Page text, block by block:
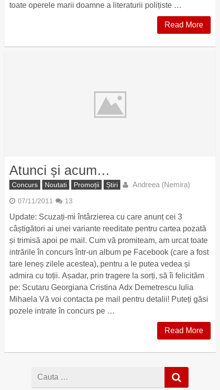
toate operele marii doamne a literaturii polițiste …
Read More
Atunci și acum…
Concurs Noutati Promoții Știri Andreea (Nemira)
07/11/2011 13
Update: Scuzați-mi întârzierea cu care anunț cei 3
câștigători ai unei variante reeditate pentru cartea pozată
și trimisă apoi pe mail. Cum vă promiteam, am urcat toate
intrările în concurs într-un album pe Facebook (care a fost
tare leneș zilele acestea), pentru a le putea vedea și
admira cu toții. Așadar, prin tragere la sorți, să îi felicităm
pe: Scutaru Georgiana Cristina Adx Demetrescu Iulia
Mihaela Vă voi contacta pe mail pentru detalii! Puteți găsi
pozele intrate în concurs pe …
Read More
Cauta